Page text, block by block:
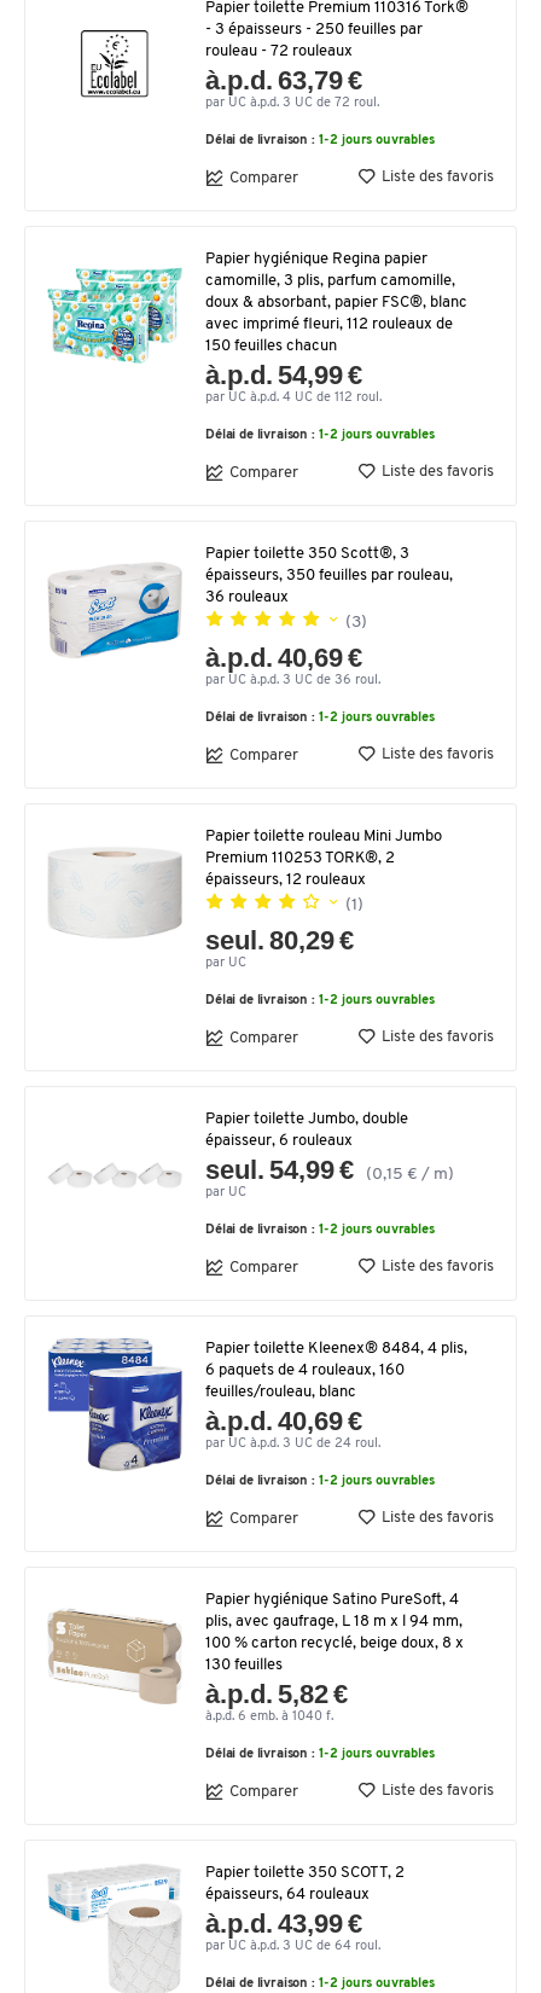
Papier toilette Premium 110316 Tork®
- 3 épaisseurs - 250 feuilles par
rouleau - 72 rouleaux
à.p.d. 63,79 €
par UC à.p.d. 3 UC de 72 roul.
Délai de livraison : 1-2 jours ouvrables
Comparer Liste des favoris
Papier hygiénique Regina papier
camomille, 3 plis, parfum camomille,
doux & absorbant, papier FSC®, blanc
avec imprimé fleuri, 112 rouleaux de
150 feuilles chacun
à.p.d. 54,99 €
par UC à.p.d. 4 UC de 112 roul.
Délai de livraison : 1-2 jours ouvrables
Comparer Liste des favoris
Papier toilette 350 Scott®, 3
épaisseurs, 350 feuilles par rouleau,
36 rouleaux
(3)
à.p.d. 40,69 €
par UC à.p.d. 3 UC de 36 roul.
Délai de livraison : 1-2 jours ouvrables
Comparer Liste des favoris
Papier toilette rouleau Mini Jumbo
Premium 110253 TORK®, 2
épaisseurs, 12 rouleaux
(1)
seul. 80,29 €
par UC
Délai de livraison : 1-2 jours ouvrables
Comparer Liste des favoris
Papier toilette Jumbo, double
épaisseur, 6 rouleaux
seul. 54,99 € (0,15 € / m)
par UC
Délai de livraison : 1-2 jours ouvrables
Comparer Liste des favoris
Papier toilette Kleenex® 8484, 4 plis,
6 paquets de 4 rouleaux, 160
feuilles/rouleau, blanc
à.p.d. 40,69 €
par UC à.p.d. 3 UC de 24 roul.
Délai de livraison : 1-2 jours ouvrables
Comparer Liste des favoris
Papier hygiénique Satino PureSoft, 4
plis, avec gaufrage, L 18 m x l 94 mm,
100 % carton recyclé, beige doux, 8 x
130 feuilles
à.p.d. 5,82 €
à.p.d. 6 emb. à 1040 f.
Délai de livraison : 1-2 jours ouvrables
Comparer Liste des favoris
Papier toilette 350 SCOTT, 2
épaisseurs, 64 rouleaux
à.p.d. 43,99 €
par UC à.p.d. 3 UC de 64 roul.
Délai de livraison : 1-2 jours ouvrables